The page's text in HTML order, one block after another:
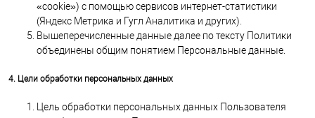
«cookie») с помощью сервисов интернет-статистики
(Яндекс Метрика и Гугл Аналитика и других).
Вышеперечисленные данные далее по тексту Политики
объединены общим понятием Персональные данные.
4. Цели обработки персональных данных
Цель обработки персональных данных Пользователя